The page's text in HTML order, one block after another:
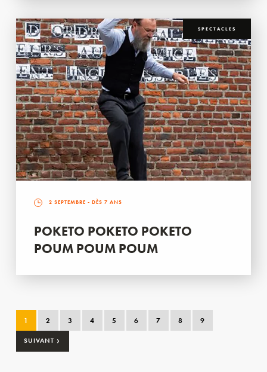
SPECTACLES
2 SEPTEMBRE - DÈS 7 ANS
POKETO POKETO POKETO
POUM POUM POUM
1 2 3 4 5 6 7 8 9
SUIVANT ›